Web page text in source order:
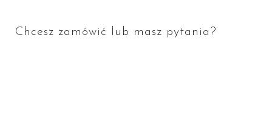
Chcesz zamówić lub masz pytania?